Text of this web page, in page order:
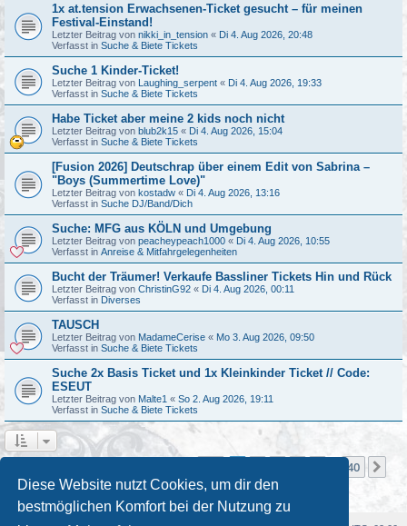
Diese Website nutzt Cookies, um dir den
bestmöglichen Komfort bei der Nutzung zu
1x at.tension Erwachsenen-Ticket gesucht – für meinen
Festival-Einstand!
Letzter Beitrag von nikki_in_tension « Di 4. Aug 2026, 20:48
Verfasst in Suche & Biete Tickets
Suche 1 Kinder-Ticket!
Letzter Beitrag von Laughing_serpent « Di 4. Aug 2026, 19:33
Verfasst in Suche & Biete Tickets
Habe Ticket aber meine 2 kids noch nicht
Letzter Beitrag von blub2k15 « Di 4. Aug 2026, 15:04
Verfasst in Suche & Biete Tickets
[Fusion 2026] Deutschrap über einem Edit von Sabrina –
"Boys (Summertime Love)"
Letzter Beitrag von kostadw « Di 4. Aug 2026, 13:16
Verfasst in Suche DJ/Band/Dich
Suche: MFG aus KÖLN und Umgebung
Letzter Beitrag von peacheypeach1000 « Di 4. Aug 2026, 10:55
Verfasst in Anreise & Mitfahrgelegenheiten
Bucht der Träumer! Verkaufe Bassliner Tickets Hin und Rück
Letzter Beitrag von ChristinG92 « Di 4. Aug 2026, 00:11
Verfasst in Diverses
TAUSCH
Letzter Beitrag von MadameCerise « Mo 3. Aug 2026, 09:50
Verfasst in Suche & Biete Tickets
Suche 2x Basis Ticket und 1x Kleinkinder Ticket // Code:
ESEUT
Letzter Beitrag von Malte1 « So 2. Aug 2026, 19:11
Verfasst in Suche & Biete Tickets
40